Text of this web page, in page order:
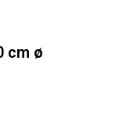
cm ø